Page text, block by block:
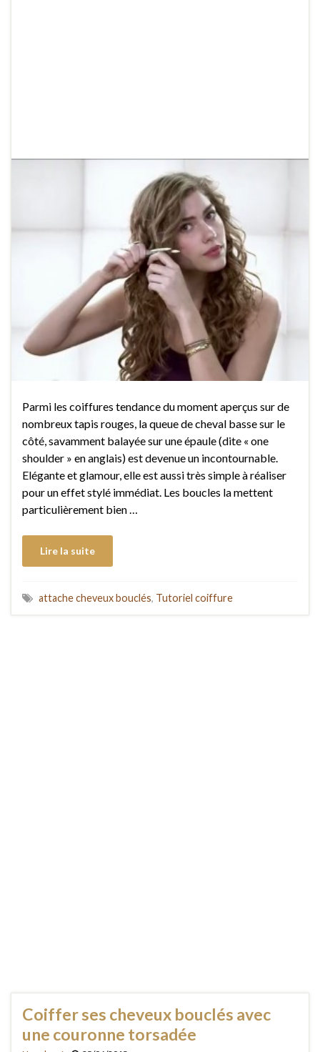
Parmi les coiffures tendance du moment aperçus sur de
nombreux tapis rouges, la queue de cheval basse sur le
côté, savamment balayée sur une épaule (dite « one
shoulder » en anglais) est devenue un incontournable.
Elégante et glamour, elle est aussi très simple à réaliser
pour un effet stylé immédiat. Les boucles la mettent
particulièrement bien …
Lire la suite
attache cheveux bouclés, Tutoriel coiffure
Coiffer ses cheveux bouclés avec
une couronne torsadée